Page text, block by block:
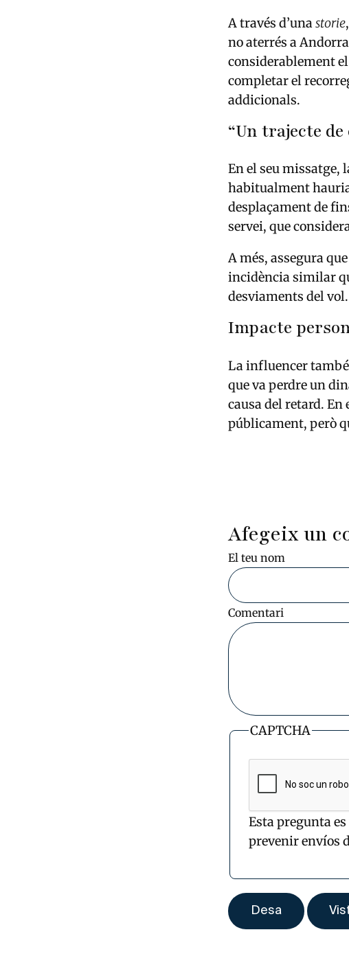
A través d’unastorie
no aterrés a
considerablement
completar el
addicionals.
“Un trajecte
En el seu missatge,
habitualment
desplaçament de
servei, que
A més, assegura
incidència similar
desviaments del vol.
Impacte
La influencer
que va perdre un
causa del retard. En
públicament, però
Afegeix un
El teu nom
Comentari
CAPTCHA
Esta pregunta
prevenir envíos